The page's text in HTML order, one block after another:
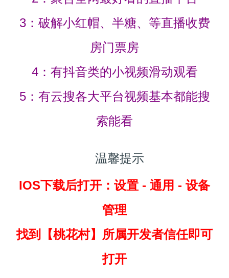
3：破解小红帽、半糖、等直播收费
房门票房
4：有抖音类的小视频滑动观看
5：有云搜各大平台视频基本都能搜
索能看
温馨提示
IOS下载后打开：设置 - 通用 - 设备
管理
找到
【桃花村】所属开发者信任即可
打开